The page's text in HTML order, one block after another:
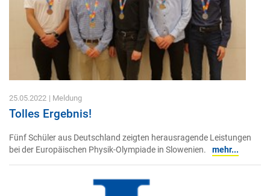
25.05.2022 | Meldung
Tolles Ergebnis!
Fünf Schüler aus Deutschland zeigten herausragende Leistungen
bei der Europäischen Physik-Olympiade in Slowenien.
mehr...